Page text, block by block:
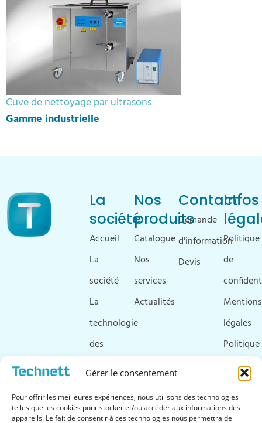
Gérer le consentement
Pour offrir les meilleures expériences, nous utilisons des technologies
telles que les cookies pour stocker et/ou accéder aux informations des
appareils. Le fait de consentir à ces technologies nous permettra de
Cuve de nettoyage par ultrasons
Gamme industrielle
La
société
Accueil
La
société
La
technologie
des
ultrasons
&
Nos
produits
Catalogue
Nos
services
Actualités
Contact
Demande
d'information
Devis
Infos
Politique
de
Mentions
légales
Politique